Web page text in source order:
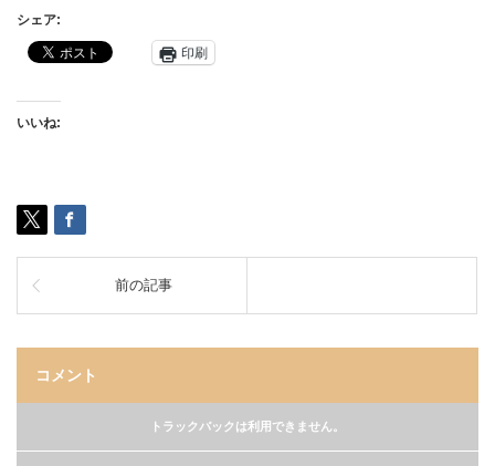
シェア:
印刷
いいね:
前の記事
コメント
トラックバックは利用できません。